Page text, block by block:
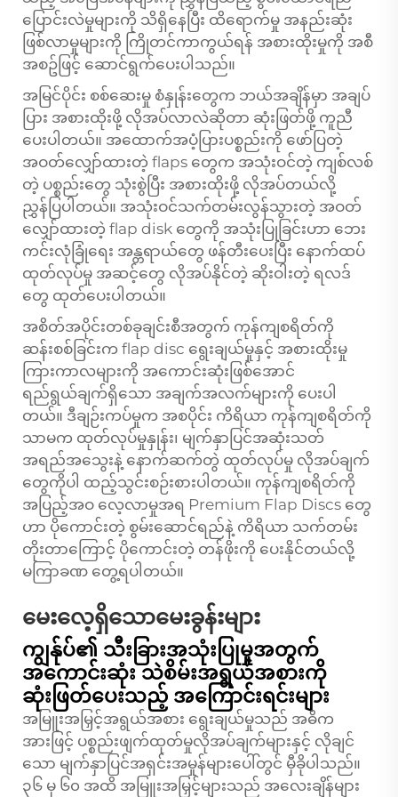
ပြောင်းလဲမှုများကို သိရှိနေပြီး ထိရောက်မှု အနည်းဆုံး
ဖြစ်လာမှုများကို ကြိုတင်ကာကွယ်ရန် အစားထိုးမှုကို အစီ
အစဥ်ဖြင့် ဆောင်ရွက်ပေးပါသည်။
အမြင်ပိုင်း စစ်ဆေးမှု စံနှုန်းတွေက ဘယ်အချိန်မှာ အချပ်
ပြား အစားထိုးဖို့ လိုအပ်လာလဲဆိုတာ ဆုံးဖြတ်ဖို့ ကူညီ
ပေးပါတယ်။ အထောက်အပံ့ပြားပစ္စည်းကို ဖော်ပြတဲ့
အဝတ်လျှော်ထားတဲ့ flaps တွေက အသုံးဝင်တဲ့ ကျစ်လစ်
တဲ့ ပစ္စည်းတွေ သုံးစွဲပြီး အစားထိုးဖို့ လိုအပ်တယ်လို့
ညွှန်ပြပါတယ်။ အသုံးဝင်သက်တမ်းလွန်သွားတဲ့ အဝတ်
လျှော်ထားတဲ့ flap disk တွေကို အသုံးပြုခြင်းဟာ ဘေး
ကင်းလုံခြုံရေး အန္တရာယ်တွေ ဖန်တီးပေးပြီး နောက်ထပ်
ထုတ်လုပ်မှု အဆင့်တွေ လိုအပ်နိုင်တဲ့ ဆိုးဝါးတဲ့ ရလဒ်
တွေ ထုတ်ပေးပါတယ်။
အစိတ်အပိုင်းတစ်ခုချင်းစီအတွက် ကုန်ကျစရိတ်ကို
ဆန်းစစ်ခြင်းက flap disc ရွေးချယ်မှုနှင့် အစားထိုးမှု
ကြားကာလများကို အကောင်းဆုံးဖြစ်အောင်
ရည်ရွယ်ချက်ရှိသော အချက်အလက်များကို ပေးပါ
တယ်။ ဒီချဉ်းကပ်မှုက အစပိုင်း ကိရိယာ ကုန်ကျစရိတ်ကို
သာမက ထုတ်လုပ်မှုနှုန်း၊ မျက်နှာပြင်အဆုံးသတ်
အရည်အသွေးနဲ့ နောက်ဆက်တွဲ ထုတ်လုပ်မှု လိုအပ်ချက်
တွေကိုပါ ထည့်သွင်းစဉ်းစားပါတယ်။ ကုန်ကျစရိတ်ကို
အပြည့်အဝ လေ့လာမှုအရ Premium Flap Discs တွေ
ဟာ ပိုကောင်းတဲ့ စွမ်းဆောင်ရည်နဲ့ ကိရိယာ သက်တမ်း
တိုးတာကြောင့် ပိုကောင်းတဲ့ တန်ဖိုးကို ပေးနိုင်တယ်လို့
မကြာခဏ တွေ့ရပါတယ်။
မေးလေ့ရှိသောမေးခွန်းများ
ကျွန်ုပ်၏ သီးခြားအသုံးပြုမှုအတွက်
အကောင်းဆုံး သဲစိမ်းအရွယ်အစားကို
ဆုံးဖြတ်ပေးသည့် အကြောင်းရင်းများ
အမြူးအမြှင့်အရွယ်အစား ရွေးချယ်မှုသည် အဓိက
အားဖြင့် ပစ္စည်းဖျက်ထုတ်မှုလိုအပ်ချက်များနှင့် လိုချင်
သော မျက်နှာပြင်အရှင်းအမှုန်များပေါ်တွင် မှီခိုပါသည်။
၃၆ မှ ၆၀ အထိ အမြူးအမြှင့်များသည် အလေးချိန်များ